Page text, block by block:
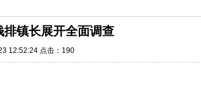
镇长展开全面调查
12:52:24 点击： 190